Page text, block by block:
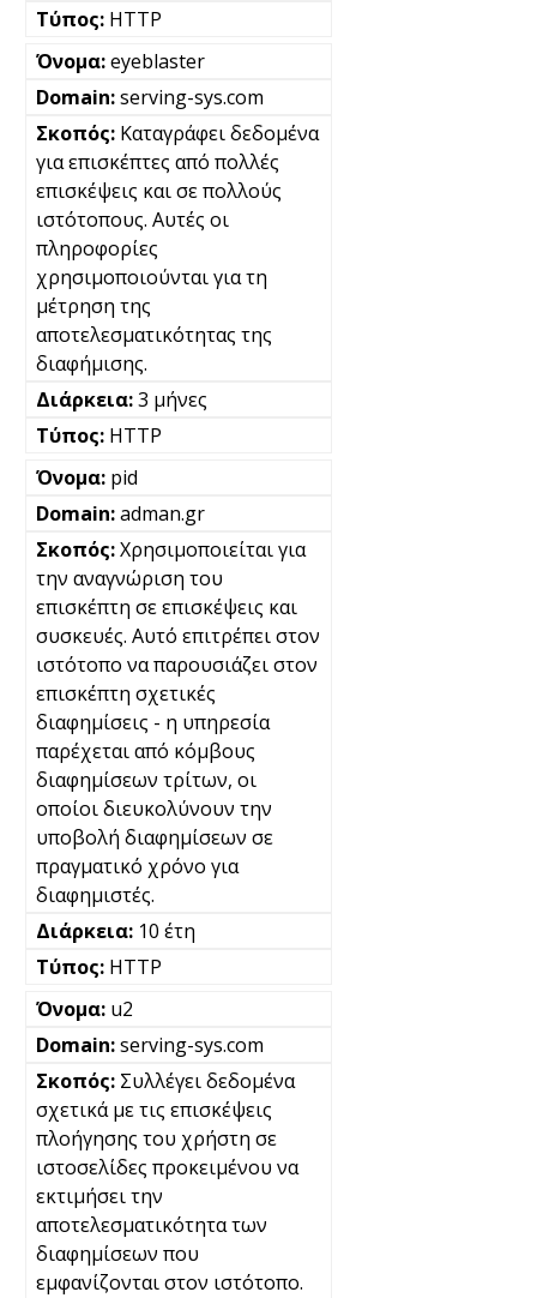
HTTP
eyeblaster
serving-sys.com
Καταγράφει δεδομένα
για επισκέπτες από πολλές
επισκέψεις και σε πολλούς
ιστότοπους. Αυτές οι
πληροφορίες
χρησιμοποιούνται για τη
μέτρηση της
αποτελεσματικότητας της
διαφήμισης.
3 μήνες
HTTP
pid
adman.gr
Χρησιμοποιείται για
την αναγνώριση του
επισκέπτη σε επισκέψεις και
συσκευές. Αυτό επιτρέπει στον
ιστότοπο να παρουσιάζει στον
επισκέπτη σχετικές
διαφημίσεις - η υπηρεσία
παρέχεται από κόμβους
διαφημίσεων τρίτων, οι
οποίοι διευκολύνουν την
υποβολή διαφημίσεων σε
πραγματικό χρόνο για
διαφημιστές.
10 έτη
HTTP
u2
serving-sys.com
Συλλέγει δεδομένα
σχετικά με τις επισκέψεις
πλοήγησης του χρήστη σε
ιστοσελίδες προκειμένου να
εκτιμήσει την
αποτελεσματικότητα των
διαφημίσεων που
εμφανίζονται στον ιστότοπο.